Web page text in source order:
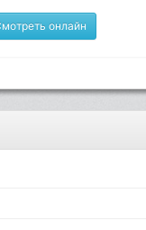
онлайн